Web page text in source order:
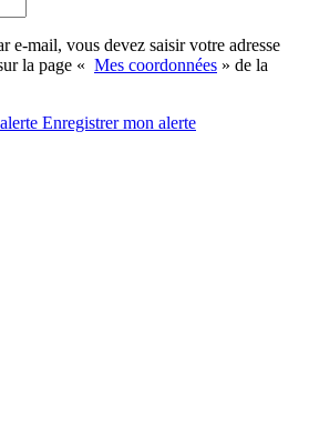
e-mail, vous devez saisir votre adresse
la page « Mes coordonnées » de la
Enregistrermon alerte